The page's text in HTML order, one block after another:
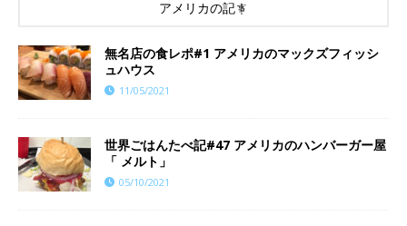
アメリカの記事
無名店の食レポ#1 アメリカのマックズフィッシ
ュハウス
11/05/2021
世界ごはんたべ記#47 アメリカのハンバーガー屋
「 メルト」
05/10/2021